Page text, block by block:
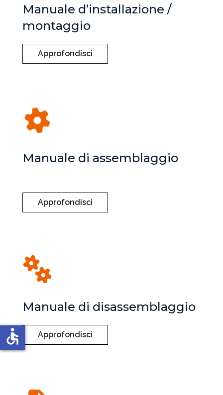
Manuale d’installazione /
montaggio
Approfondisci
Manuale di assemblaggio
Approfondisci
Manuale di disassemblaggio
Approfondisci
accessible